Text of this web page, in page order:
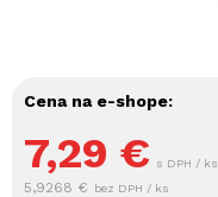
Cena na e-shope:
7,29 € s DPH / ks
5,9268 € bez DPH / ks